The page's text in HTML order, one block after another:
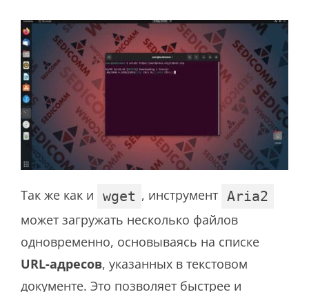
Так же как и wget , инструмент Aria2
может загружать несколько файлов
одновременно, основываясь на списке
URL-адресов, указанных в текстовом
документе. Это позволяет быстрее и